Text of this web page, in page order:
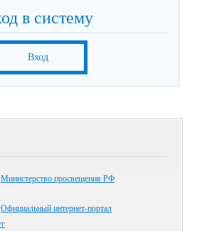
в систему
Вход
Министерство просвещения РФ
Официальный интернет-портал